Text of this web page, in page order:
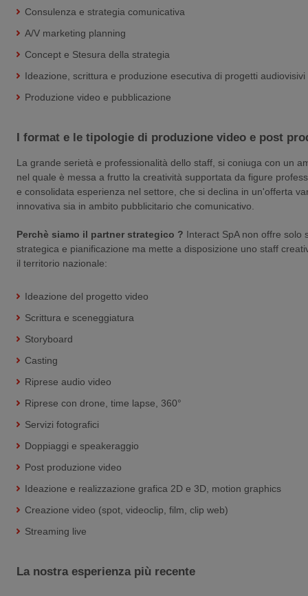
Consulenza e strategia comunicativa
A/V marketing planning
Concept e Stesura della strategia
Ideazione, scrittura e produzione esecutiva di progetti audiovisivi
Produzione video e pubblicazione
I format e le tipologie di produzione video e post
La grande serietà e professionalità dello staff, si coniuga con un
nel quale è messa a frutto la creatività supportata da figure
e consolidata esperienza nel settore, che si declina in un'offerta
innovativa sia in ambito pubblicitario che comunicativo.
Perchè siamo il partner strategico ? Interact SpA non offre solo
strategica e pianificazione ma mette a disposizione uno staff
il territorio nazionale:
Ideazione del progetto video
Scrittura e sceneggiatura
Storyboard
Casting
Riprese audio video
Riprese con drone, time lapse, 360°
Servizi fotografici
Doppiaggi e speakeraggio
Post produzione video
Ideazione e realizzazione grafica 2D e 3D, motion graphics
Creazione video (spot, videoclip, film, clip web)
Streaming live
La nostra esperienza più recente